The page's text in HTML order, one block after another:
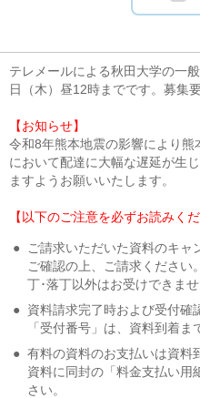
テレメールによる秋田大学の一
日（木）昼12時までです。募集
【お知らせ】
令和8年熊本地震の影響により
において配達に大幅な遅延が生
ますようお願いいたします。
【以下のご注意を必ずお読みくだ
●
ご請求いただいた資料のキャ
ご確認の上、ご請求ください
丁･落丁以外はお受けできま
● 資料請求完了時および受付確
「受付番号」は、資料到着ま
● 有料の資料のお支払いは資料
資料に同封の「料金支払い用
さい。